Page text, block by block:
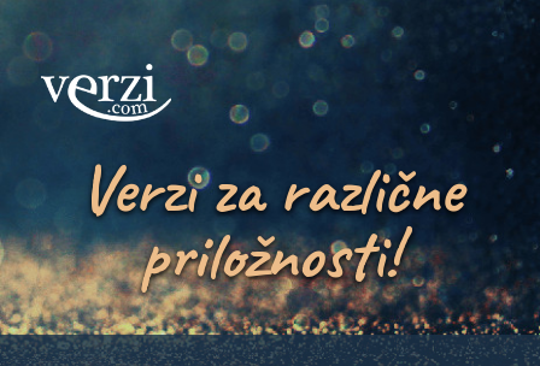
Verzi za različne
priložnosti!